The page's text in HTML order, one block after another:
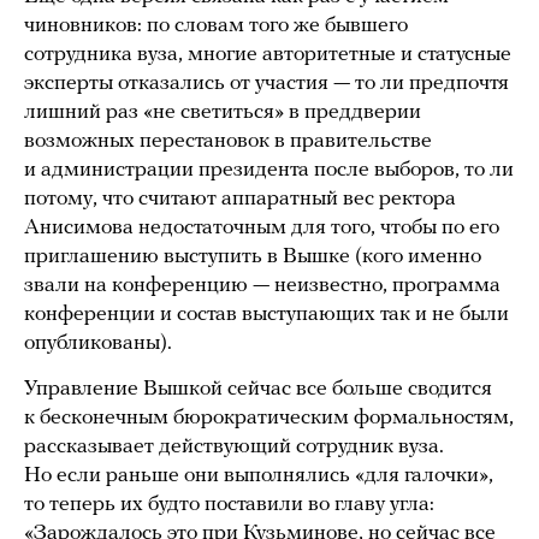
чиновников: по словам того же бывшего
сотрудника вуза, многие авторитетные и статусные
эксперты отказались от участия — то ли предпочтя
лишний раз «не светиться» в преддверии
возможных перестановок в правительстве
и администрации президента после выборов, то ли
потому, что считают аппаратный вес ректора
Анисимова недостаточным для того, чтобы по его
приглашению выступить в Вышке (кого именно
звали на конференцию — неизвестно, программа
конференции и состав выступающих так и не были
опубликованы).
Управление Вышкой сейчас все больше сводится
к бесконечным бюрократическим формальностям,
рассказывает действующий сотрудник вуза.
Но если раньше они выполнялись «для галочки»,
то теперь их будто поставили во главу угла:
«Зарождалось это при Кузьминове, но сейчас все